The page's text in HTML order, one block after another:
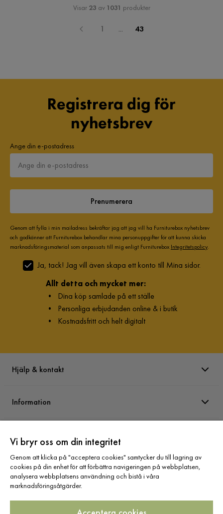
Visar 23 av 1031 produkter
1 ... 43
Registrera dig för
nyhetsbrev
Ange din e-postadress
Prenumerera
Genom att fylla i min mailadress bekräftar jag att jag vill ha Furniturebox nyhetsbrev
och godkänner att Furniturebox behandlar mina personuppgifter för att kunna skicka
marknadsföringsmaterial som anpassats till mig enligt Furniturebox Integritetspolicy.
Ja, tack! Jag vill även skapa ett konto till Mina sidor.
Allt detta och mycket mer:
• Dina köp samlade på ett ställe
• Personliga erbjudanden online & i butik
• Kostnadsfritt och helt digitalt
Hjälp & kontakt
Information
Sortiment
Vi bryr oss om din integritet
Genom att klicka på "acceptera cookies" samtycker du till lagring av
cookies på din enhet för att förbättra navigeringen på webbplatsen,
analysera webbplatsens användning och bistå i våra
marknadsföringsåtgärder.